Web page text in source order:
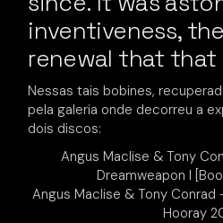
inventiveness,
renewal that that
Nessas tais bobines,
pela galeria onde decorreu a
dois discos:
Angus Maclise & Tony
Dreamweapon I
Angus Maclise & Tony Conrad
Hooray